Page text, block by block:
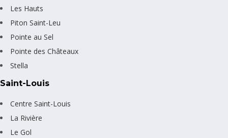
Les Hauts
Piton Saint-Leu
Pointe au Sel
Pointe des Châteaux
Stella
Saint-Louis
Centre Saint-Louis
La Rivière
Le Gol